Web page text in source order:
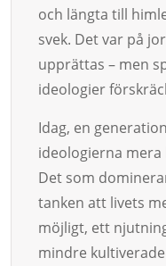
och längta till
svek. Det var på
upprättas – men
ideologier
Idag, en
ideologierna
Det som
tanken att livets
möjligt, ett
mindre